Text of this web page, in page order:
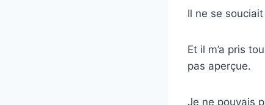
Il ne se
Et il m’a pris
pas aperçue.
Je ne pouvais